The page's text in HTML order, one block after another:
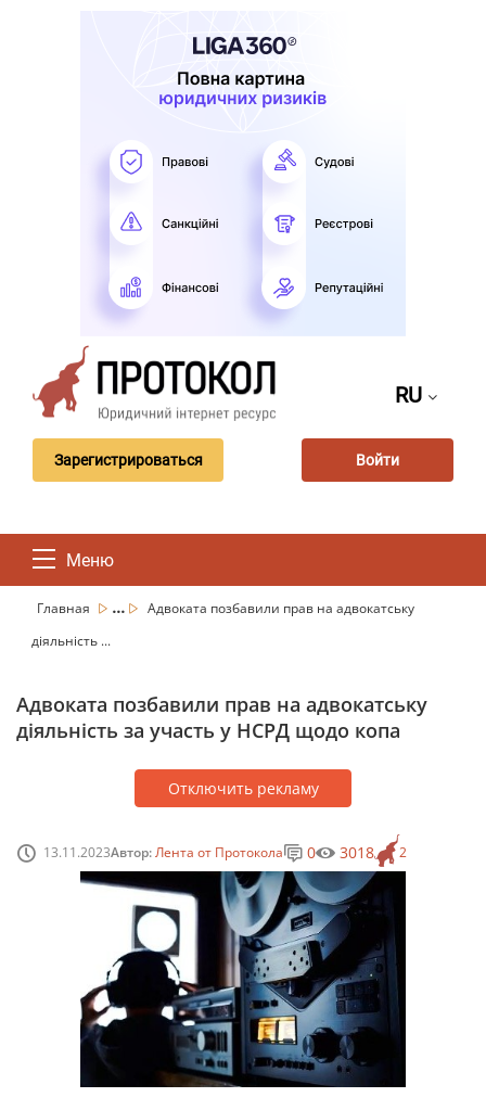
RU
Зарегистрироваться Войти
Меню
Главная ...
Адвоката позбавили прав на адвокатську
діяльність ...
Адвоката позбавили прав на адвокатську
діяльність за участь у НСРД щодо копа
Отключить рекламу
13.11.2023Автор:Лента от Протокола 2
0 3018